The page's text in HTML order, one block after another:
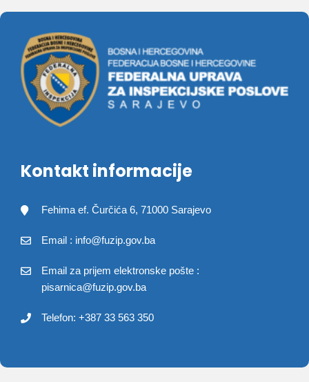
Kontakt informacije
Fehima ef. Čurčića 6, 71000 Sarajevo
Email : info@fuzip.gov.ba
Email za prijem elektronske pošte :
pisarnica@fuzip.gov.ba
Telefon: +387 33 563 350